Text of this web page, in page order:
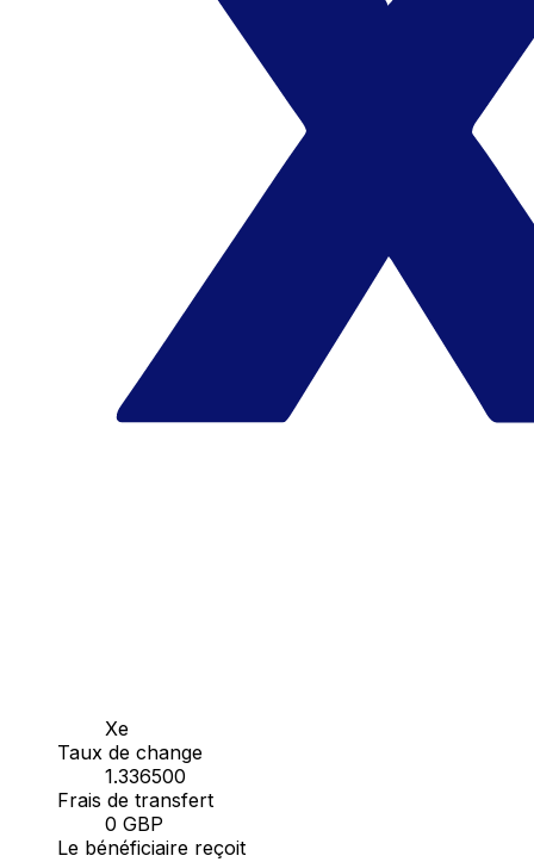
Xe
Taux de change
1.336500
Frais de transfert
0 GBP
Le bénéficiaire reçoit